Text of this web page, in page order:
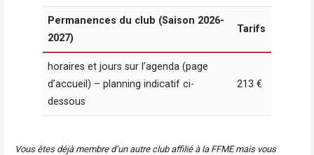
Permanences du club (Saison 2026-
2027)
Tarifs
horaires et jours sur l’agenda (page
d’accueil) – planning indicatif ci-
dessous
213 €
Vous êtes déjà membre d’un autre club affilié à la FFME mais vous